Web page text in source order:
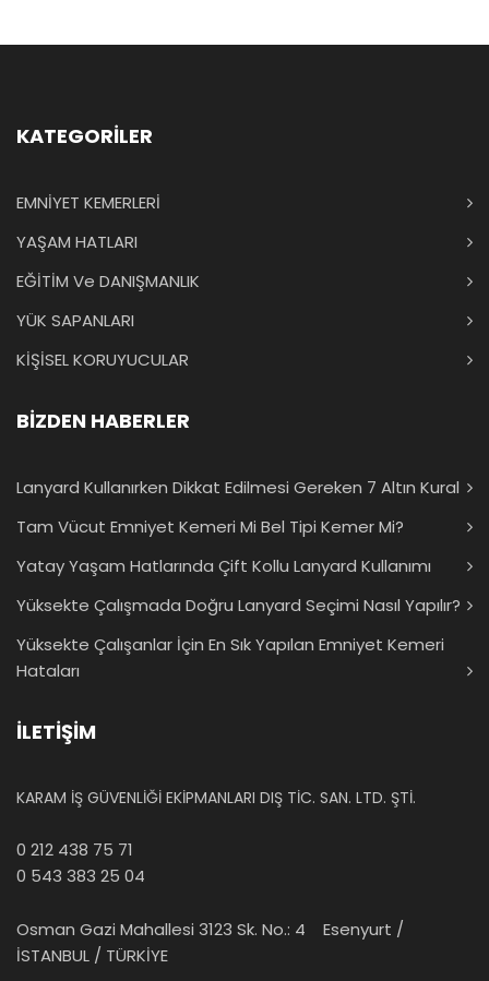
KATEGORİLER
EMNİYET KEMERLERİ
YAŞAM HATLARI
EĞİTİM Ve DANIŞMANLIK
YÜK SAPANLARI
KİŞİSEL KORUYUCULAR
BİZDEN HABERLER
Lanyard Kullanırken Dikkat Edilmesi Gereken 7 Altın Kural
Tam Vücut Emniyet Kemeri Mi Bel Tipi Kemer Mi?
Yatay Yaşam Hatlarında Çift Kollu Lanyard Kullanımı
Yüksekte Çalışmada Doğru Lanyard Seçimi Nasıl Yapılır?
Yüksekte Çalışanlar İçin En Sık Yapılan Emniyet Kemeri
Hataları
İLETİŞİM
KARAM İŞ GÜVENLİĞİ EKİPMANLARI DIŞ TİC. SAN. LTD. ŞTİ.
0 212 438 75 71
0 543 383 25 04
Osman Gazi Mahallesi 3123 Sk. No.: 4 Esenyurt /
İSTANBUL / TÜRKİYE